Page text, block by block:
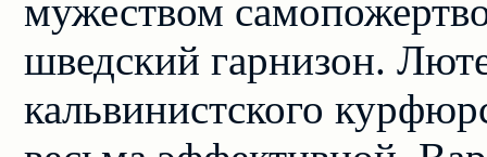
мужеством
шведский гарнизон.
кальвинистского